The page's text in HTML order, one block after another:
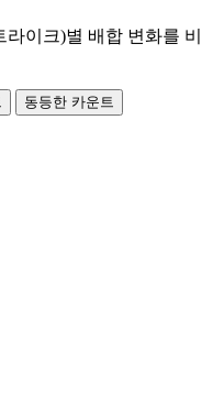
라이크)별 배합 변화를 비
동등한 카운트